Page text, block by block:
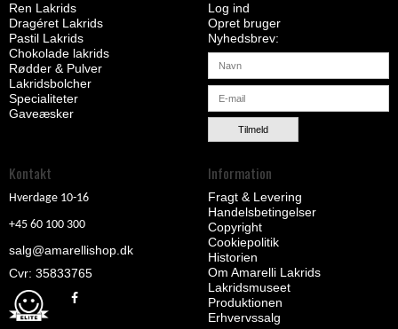
Ren Lakrids
Dragéret Lakrids
Pastil Lakrids
Chokolade lakrids
Rødder & Pulver
Lakridsbolcher
Specialiteter
Gaveæsker
Log ind
Opret bruger
Nyhedsbrev
Tilmeld
Kontakt
Hverdage 10-16
+45 60 100 300
salg@amarellishop.dk
Cvr: 35833765
Information
Fragt & Levering
Handelsbetingelser
Copyright
Cookiepolitik
Historien
Om Amarelli Lakrids
Lakridsmuseet
Produktionen
Erhvervssalg